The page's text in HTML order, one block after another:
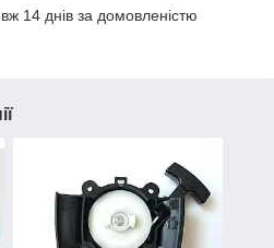
14 днів за домовленістю